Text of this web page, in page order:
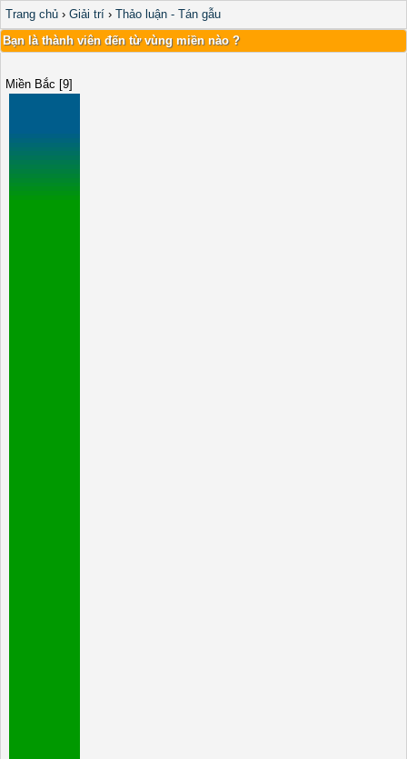
Trang chủ › Giải trí › Thảo luận - Tán gẫu
Bạn là thành viên đến từ vùng miền nào ?
Miền Bắc [9]